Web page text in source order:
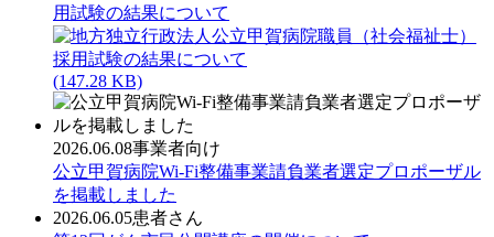
用試験の結果について
(147.28 KB)
2026.06.08事業者向け
公立甲賀病院Wi-Fi整備事業請負業者選定プロポーザル
を掲載しました
2026.06.05患者さん